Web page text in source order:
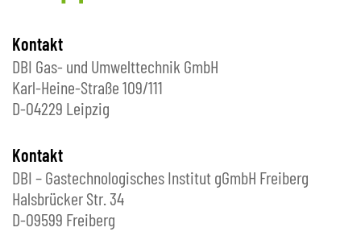
Kontakt
DBI Gas- und Umwelttechnik GmbH
Karl-Heine-Straße 109/111
D-04229 Leipzig
Kontakt
DBI – Gastechnologisches Institut gGmbH Freiberg
Halsbrücker Str. 34
D-09599 Freiberg